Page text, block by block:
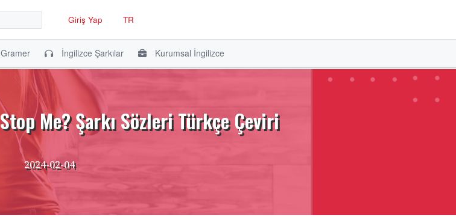
Giriş Yap TR
İngilizce Şarkılar Kurumsal İngilizce
Me? Şarkı Sözleri Türkçe Çeviri
2024-02-04